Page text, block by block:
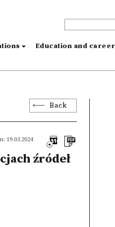
Education and career
Back
19.03.2024
źródeł